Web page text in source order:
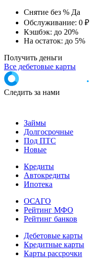
Снятие без % Да
Обслуживание: 0 ₽
Кэшбэк: до 20%
На остаток: до 5%
Получить деньги
Все дебетовые карты
Следить за нами
Займы
Долгосрочные
Под ПТС
Новые
Кредиты
Автокредиты
Ипотека
ОСАГО
Рейтинг МФО
Рейтинг банков
Дебетовые карты
Кредитные карты
Карты рассрочки